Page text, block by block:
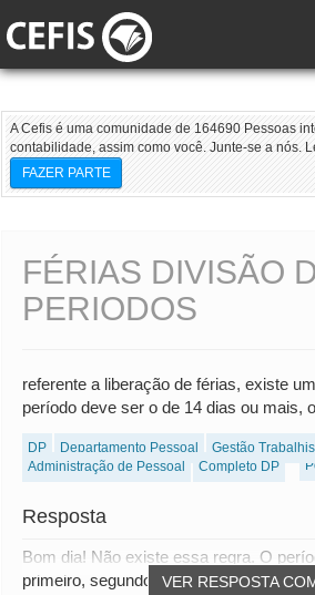
A Cefis é uma comunidade de 164690 Pessoas
contabilidade, assim como você. Junte-se a nós.
FAZER PARTE
FÉRIAS DIVISÃO
PERIODOS
referente a liberação de férias, existe
período deve ser o de 14 dias ou mais,
DP Departamento Pessoal
Gestão
Administração de Pessoal
Completo DP
Resposta
VER RESPOSTA
Bom dia! Não existe essa regra. O
primeiro, segundo ou terceiro.